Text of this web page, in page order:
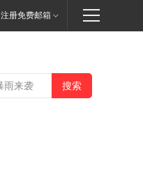
注册免费邮箱